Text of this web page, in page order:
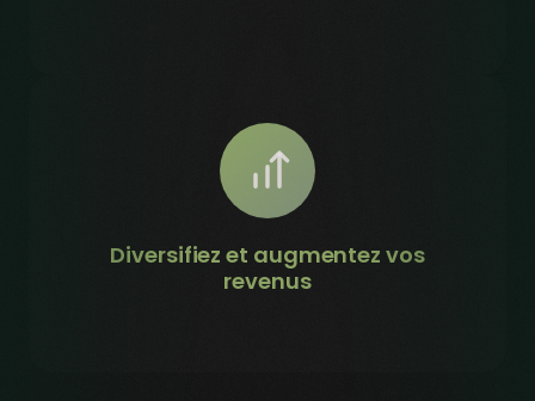
Diversifiez et augmentez vos
revenus